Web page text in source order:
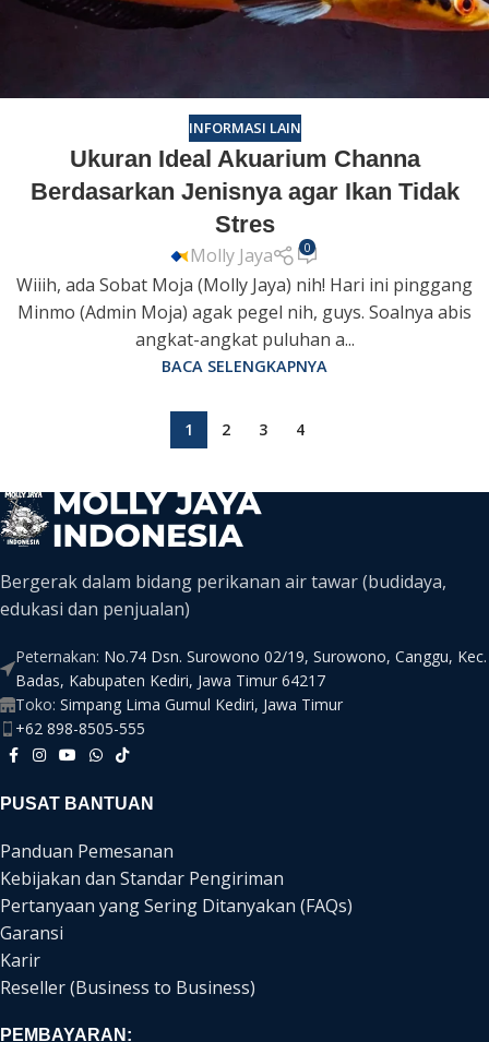
INFORMASI LAIN
Ukuran Ideal Akuarium Channa
Berdasarkan Jenisnya agar Ikan Tidak
Stres
Molly Jaya 0
Wiiih, ada Sobat Moja (Molly Jaya) nih! Hari ini pinggang
Minmo (Admin Moja) agak pegel nih, guys. Soalnya abis
angkat-angkat puluhan a...
BACA SELENGKAPNYA
1 2 3 4
Bergerak dalam bidang perikanan air tawar (budidaya,
edukasi dan penjualan)
Peternakan: No.74 Dsn. Surowono 02/19, Surowono, Canggu, Kec.
Badas, Kabupaten Kediri, Jawa Timur 64217
Toko: Simpang Lima Gumul Kediri, Jawa Timur
+62 898-8505-555
PUSAT BANTUAN
Panduan Pemesanan
Kebijakan dan Standar Pengiriman
Pertanyaan yang Sering Ditanyakan (FAQs)
Garansi
Karir
Reseller (Business to Business)
PEMBAYARAN: